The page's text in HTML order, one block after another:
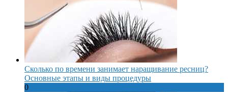
Сколько по времени занимает наращивание ресниц?
Основные этапы и виды процедуры
0